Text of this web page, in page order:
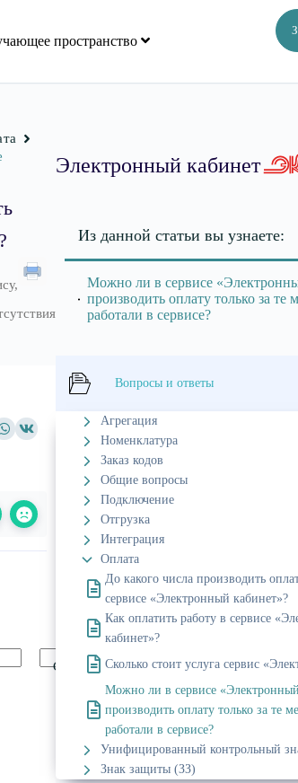
пространство
Сайт
Электронный кабинет
Из данной статьи вы узнаете:
Можно ли в сервисе
производить оплату только за те
работали в сервисе?
Вопросы и ответы
Агрегация
Номенклатура
Заказ кодов
Общие вопросы
Подключение
Отгрузка
Интеграция
Оплата
До какого числа производить
сервисе «Электронный кабинет»?
Как оплатить работу в сервисе
кабинет»?
Сколько стоит услуга сервис
Можно ли в сервисе
производить оплату только за те
работали в сервисе?
Унифицированный контрольный
Знак защиты (ЗЗ)